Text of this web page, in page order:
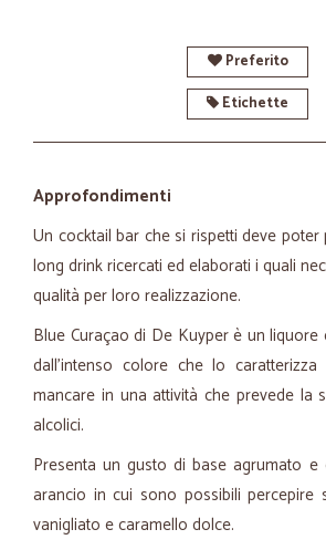
Preferito
Etichette
Approfondimenti
Un cocktail bar che si rispetti deve poter
long drink ricercati ed elaborati i quali
qualità per loro realizzazione.
Blue Curaçao di De Kuyper è un
dall’intenso colore che lo
mancare in una attività che prevede la
alcolici.
Presenta un gusto di base agrumato
arancio in cui sono possibili percepire
vanigliato e caramello dolce.